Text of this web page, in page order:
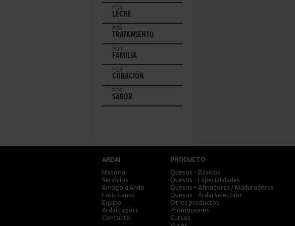
POR
LECHE
POR
TRATAMIENTO
POR
FAMILIA
POR
CURACIÓN
POR
SABOR
ARDAI
Historia
Servicios
Amagoia Anda
Enric Canut
Equipo
Ardai Export
Contacto
PRODUCTO
Quesos - Básicos
Quesos - Especialidades
Quesos - Afinadores / Maduradores
Quesos - Ardai Selección
Otros productos
Promociones
Cursos